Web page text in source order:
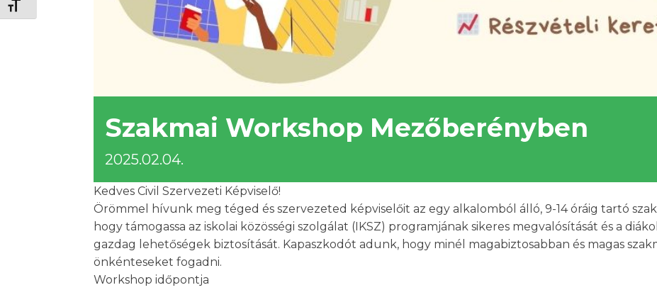
Betűméret váltása
Szakmai Workshop Mezőberényben
2025.02.04.
Kedves Civil Szervezeti Képviselő!
Örömmel hívunk meg téged és szervezeted képviselőit az egy alkalomból álló, 9-14 óráig tartó
hogy támogassa az iskolai közösségi szolgálat (IKSZ) programjának sikeres megvalósítását és a
gazdag lehetőségek biztosítását. Kapaszkodót adunk, hogy minél magabiztosabban és magas
önkénteseket fogadni.
Workshop időpontja